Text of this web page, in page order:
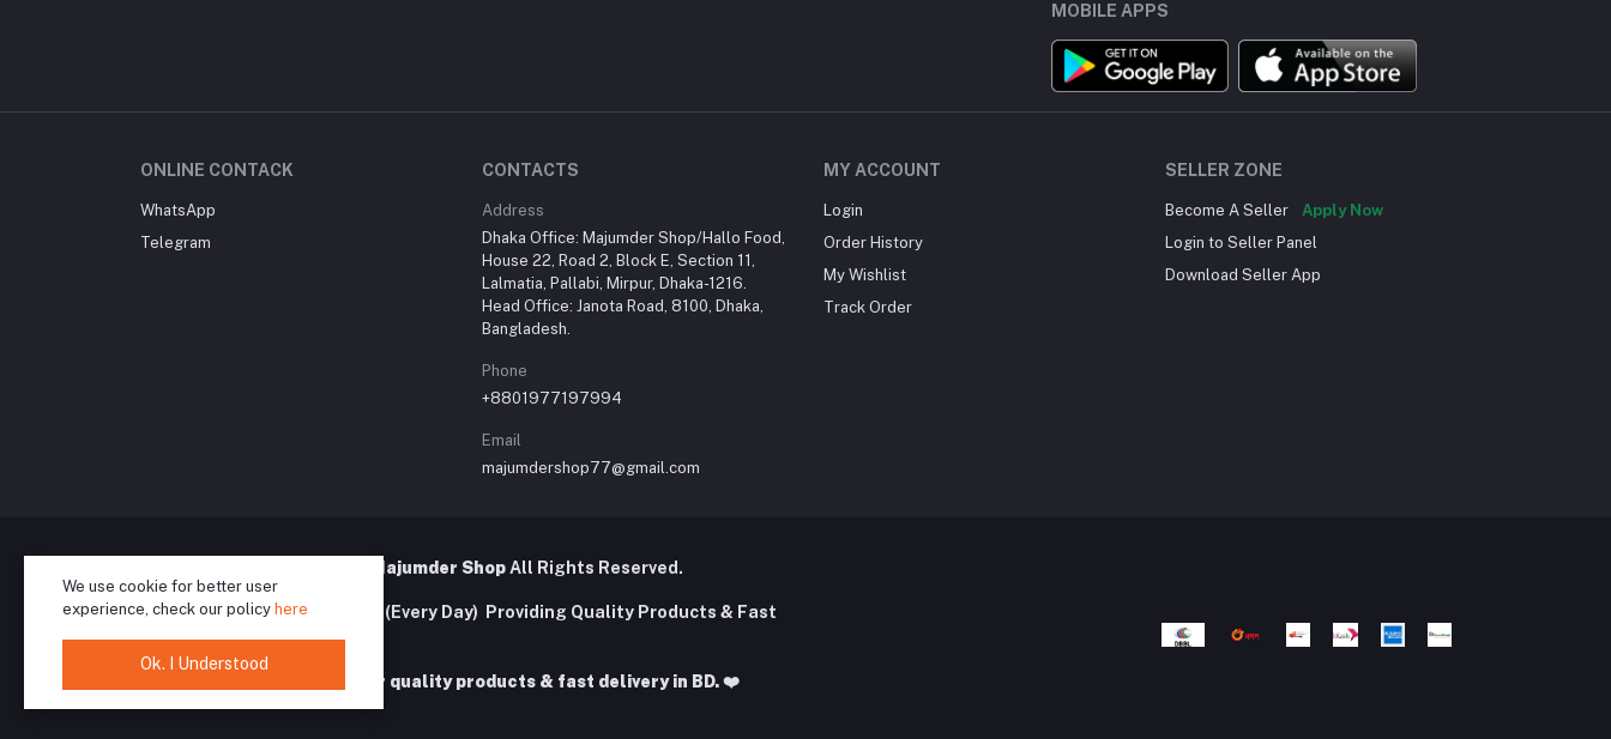
MOBILE APPS
ONLINE CONTACK
WhatsApp
Telegram
CONTACTS
Address
Dhaka Office: Majumder Shop/Hallo Food,
House 22, Road 2, Block E, Section 11,
Lalmatia, Pallabi, Mirpur, Dhaka-1216.
Head Office: Janota Road, 8100, Dhaka,
Bangladesh.
Phone
+8801977197994
Email
majumdershop77@gmail.com
MY ACCOUNT
Login
Order History
My Wishlist
Track Order
SELLER ZONE
Become A Seller
Apply Now
Login to Seller Panel
Download Seller App
© 2020 – 2026 MShopBD | Majumder ShopAll Rights Reserved.
Service:10:00 AM – 7:00 PM (Every Day) Providing Quality Products & Fast
Delivery Nationwide. ❤️
Your trusted destination for quality products & fast delivery in BD. ❤️
We use cookie for better user
experience, check our policy here
Ok. I Understood